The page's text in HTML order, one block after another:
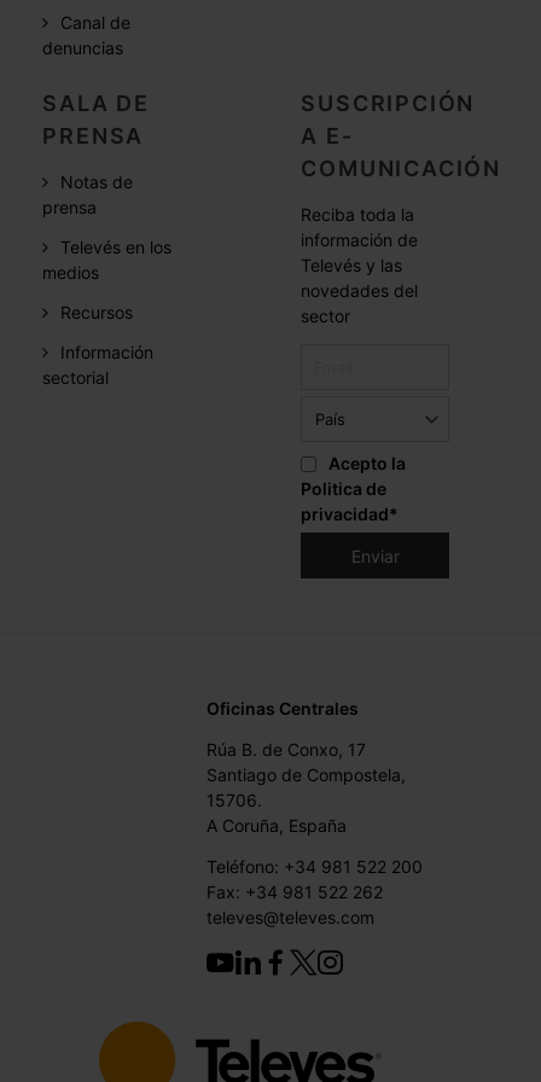
Canal de
denuncias
SALA DE
PRENSA
Notas de
prensa
Televés en los
medios
Recursos
Información
sectorial
SUSCRIPCIÓN
A E-
COMUNICACIÓN
Reciba toda la
información de
Televés y las
novedades del
sector
Acepto la
Politica de
privacidad*
Oficinas Centrales
Rúa B. de Conxo, 17
Santiago de Compostela,
15706.
A Coruña, España
Teléfono: +34 981 522 200
Fax: +34 981 522 262
televes@televes.com